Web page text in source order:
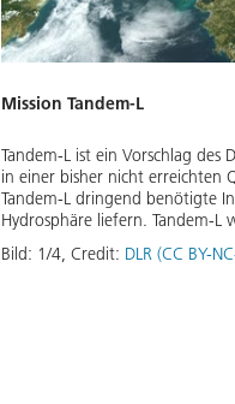
Mission Tandem-L
Tandem-L ist ein Vorschlag
in einer bisher nicht erreichten
Tandem-L dringend benötigte
Hydrosphäre liefern. Tandem-L
Bild: 1/4, Credit: DLR (CC BY-